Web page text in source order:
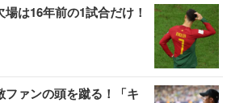
は16年前の1試合だけ！
ァンの頭を蹴る！「キ